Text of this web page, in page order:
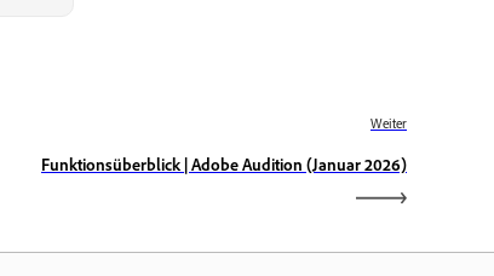
Weiter
Funktionsüberblick | Adobe Audition (Januar 2026)